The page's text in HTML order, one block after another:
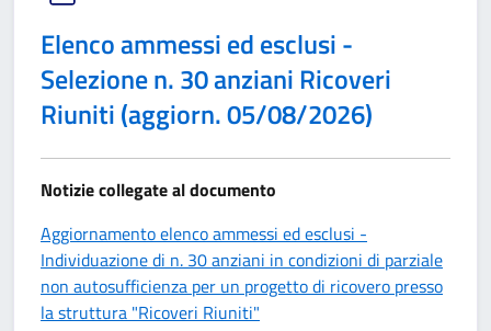
Elenco ammessi ed esclusi -
Selezione n. 30 anziani Ricoveri
Riuniti (aggiorn. 05/08/2026)
Notizie collegate al documento
Aggiornamento elenco ammessi ed esclusi -
Individuazione di n. 30 anziani in condizioni di parziale
non autosufficienza per un progetto di ricovero presso
la struttura "Ricoveri Riuniti"